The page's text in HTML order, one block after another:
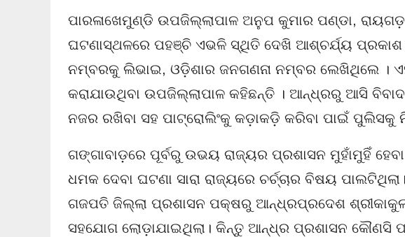
ପାରଳାଖେମୁଣ୍ଡି ଉପଜିଲ୍ଲାପାଳ ଅନୁପ କୁମାର ପଣ୍ଡା,
ଘଟଣାସ୍ଥଳରେ ପହଞ୍ଚି ଏଭଳି ସ୍ଥିତି ଦେଖି ଆଶ୍ଚର୍ଯ୍ୟ
ନମ୍ବରକୁ ଲିଭାଇ, ଓଡ଼ିଶାର ଜନଗଣନା ନମ୍ବର ଲେଖିଥିଲେ ।
କରାଯାଉଥିବା ଉପଜିଲ୍ଲାପାଳ କହିଛନ୍ତି । ଆନ୍ଧ୍ରରୁ ଆସି
ନଜର ରଖିବା ସହ ପାଟ୍ରୋଲିଂକୁ କଡ଼ାକଡ଼ି କରିବା ପାଇଁ ପୁଲିସକୁ
ଗଙ୍ଗାବାଡ଼ରେ ପୂର୍ବରୁ ଉଭୟ ରାଜ୍ୟର ପ୍ରଶାସନ ମୁହାଁମୁହିଁ
ଧମକ ଦେବା ଘଟଣା ସାରା ରାଜ୍ୟରେ ଚର୍ଚ୍ଚାର ବିଷୟ
ଗଜପତି ଜିଲ୍ଲା ପ୍ରଶାସନ ପକ୍ଷରୁ ଆନ୍ଧ୍ରପ୍ରଦେଶ
ସହଯୋଗ ଲୋଡ଼ାଯାଇଥିଲା। କିନ୍ତୁ ଆନ୍ଧ୍ର ପ୍ରଶାସନ